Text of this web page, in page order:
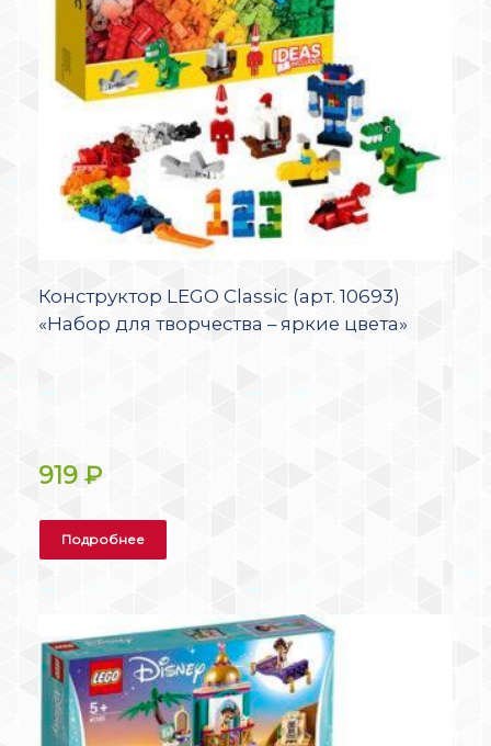
Конструктор LEGO Classic (арт. 10693)
«Набор для творчества – яркие цвета»
919 ₽
Подробнее